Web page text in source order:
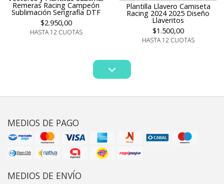
Remeras Racing Campeón
Sublimación Serigrafía DTF
$2.950,00
HASTA 12 CUOTAS
Plantilla Llavero Camiseta
Racing 2024 2025 Diseño
Llaveritos
$1.500,00
HASTA 12 CUOTAS
MEDIOS DE PAGO
MEDIOS DE ENVÍO